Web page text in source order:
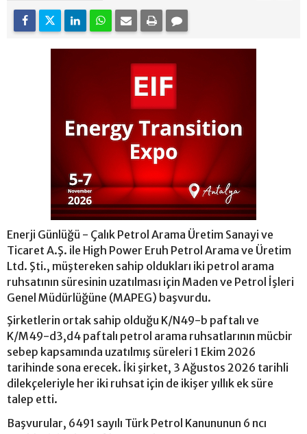
Enerji Günlüğü - Çalık Petrol Arama Üretim Sanayi ve
Ticaret A.Ş. ile High Power Eruh Petrol Arama ve Üretim
Ltd. Şti., müştereken sahip oldukları iki petrol arama
ruhsatının süresinin uzatılması için Maden ve Petrol İşleri
Genel Müdürlüğüne (MAPEG) başvurdu.
Şirketlerin ortak sahip olduğu K/N49-b paftalı ve
K/M49-d3,d4 paftalı petrol arama ruhsatlarının mücbir
sebep kapsamında uzatılmış süreleri 1 Ekim 2026
tarihinde sona erecek. İki şirket, 3 Ağustos 2026 tarihli
dilekçeleriyle her iki ruhsat için de ikişer yıllık ek süre
talep etti.
Başvurular, 6491 sayılı Türk Petrol Kanununun 6 ncı